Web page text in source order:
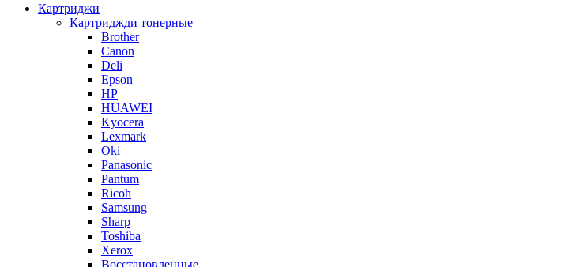
Картриджи
Картриджди тонерные
Brother
Canon
Deli
Epson
HP
HUAWEI
Kyocera
Lexmark
Oki
Panasonic
Pantum
Ricoh
Samsung
Sharp
Toshiba
Xerox
Восстановленные